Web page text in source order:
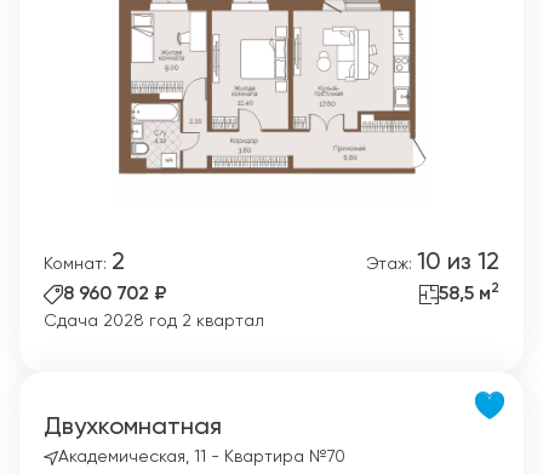
Комнат: 2 Этаж: 10 из 12
8 960 702 ₽ 58,5 м2
Сдача 2028 год 2 квартал
Двухкомнатная
Академическая, 11 - Квартира №70